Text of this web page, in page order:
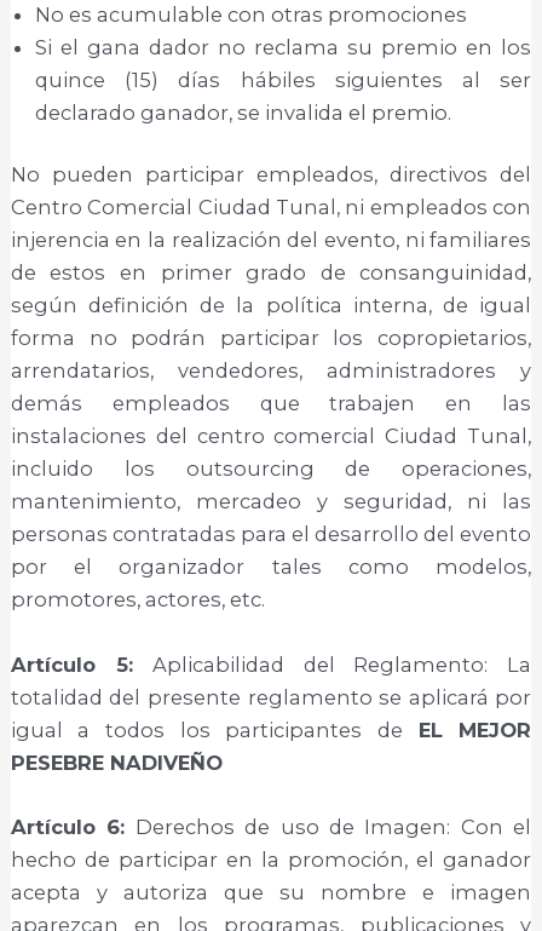
No es acumulable con otras promociones
Si el gana dador no reclama su premio en los
quince (15) días hábiles siguientes al ser
declarado ganador, se invalida el premio.
No pueden participar empleados, directivos del
Centro Comercial Ciudad Tunal, ni empleados con
injerencia en la realización del evento, ni familiares
de estos en primer grado de consanguinidad,
según definición de la política interna, de igual
forma no podrán participar los copropietarios,
arrendatarios, vendedores, administradores y
demás empleados que trabajen en las
instalaciones del centro comercial Ciudad Tunal,
incluido los outsourcing de operaciones,
mantenimiento, mercadeo y seguridad, ni las
personas contratadas para el desarrollo del evento
por el organizador tales como modelos,
promotores, actores, etc.
Artículo 5:Aplicabilidad del Reglamento: La
totalidad del presente reglamento se aplicará por
igual a todos los participantes de EL MEJOR
PESEBRE NADIVEÑO
Artículo 6: Derechos de uso de Imagen: Con el
hecho de participar en la promoción, el ganador
acepta y autoriza que su nombre e imagen
aparezcan en los programas, publicaciones y